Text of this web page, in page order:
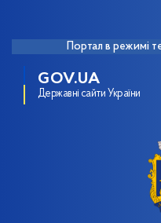
Портал в режимі
GOV.UA
Державні сайти України